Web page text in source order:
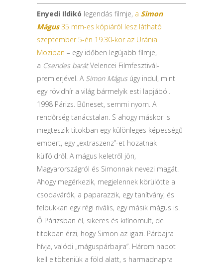
Enyedi Ildikó legendás filmje, a Simon
Mágus35 mm-es kópiáról lesz látható
szeptember 5-én 19.30-kor az Uránia
Moziban – egy időben legújabb filmje,
a Csendes barátVelencei Filmfesztivál-
premierjével. A Simon Mágus úgy indul, mint
egy rövidhír a világ bármelyik esti lapjából.
1998 Párizs. Bűneset, semmi nyom. A
rendőrség tanácstalan. S ahogy máskor is
megteszik titokban egy különleges képességű
embert, egy „extraszenz”-et hozatnak
külföldről. A mágus keletről jön,
Magyarországról és Simonnak nevezi magát.
Ahogy megérkezik, megjelennek körülötte a
csodavárók, a paparazzik, egy tanítvány, és
felbukkan egy régi rivális, egy másik mágus is.
Ő Párizsban él, sikeres és kifinomult, de
titokban érzi, hogy Simon az igazi. Párbajra
hívja, valódi „máguspárbajra”. Három napot
kell eltölteniük a föld alatt, s harmadnapra